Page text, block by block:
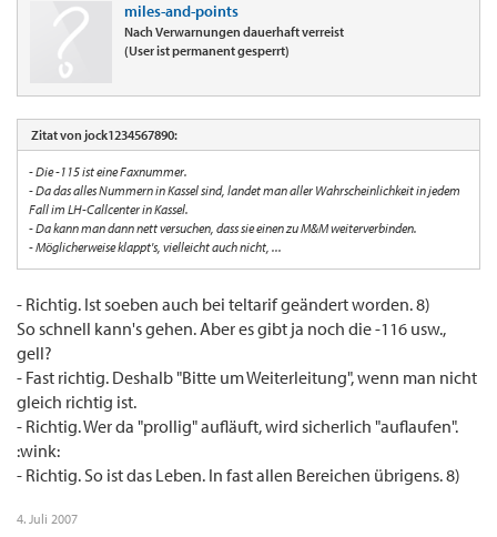
miles-and-points
Nach Verwarnungen dauerhaft verreist
(User ist permanent gesperrt)
Zitat von jock1234567890:
- Die -115 ist eine Faxnummer.
- Da das alles Nummern in Kassel sind, landet man aller Wahrscheinlichkeit in jedem
Fall im LH-Callcenter in Kassel.
- Da kann man dann nett versuchen, dass sie einen zu M&M weiterverbinden.
- Möglicherweise klappt's, vielleicht auch nicht, ...
- Richtig. Ist soeben auch bei teltarif geändert worden. 8)
So schnell kann's gehen. Aber es gibt ja noch die -116 usw.,
gell?
- Fast richtig. Deshalb "Bitte um Weiterleitung", wenn man nicht
gleich richtig ist.
- Richtig. Wer da "prollig" aufläuft, wird sicherlich "auflaufen".
:wink:
- Richtig. So ist das Leben. In fast allen Bereichen übrigens. 8)
4. Juli 2007